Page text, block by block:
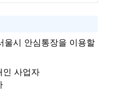
울시 안심통장을 이용할
인 사업자